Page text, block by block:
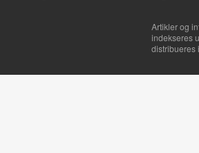
Artikler og
indekseres
distribueres